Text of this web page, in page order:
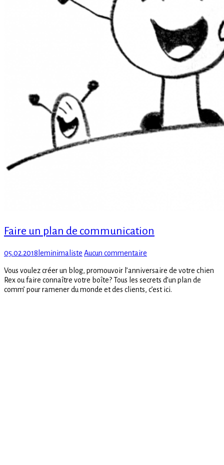
Faire un plan de communication
Posted
05.02.2018 Author
leminimaliste Aucun commentaire
un
plan
de
Vous voulez créer un blog, promouvoir l’anniversaire de votre chien
Rex ou faire connaître votre boîte? Tous les secrets d’un plan de
comm’ pour ramener du monde et des clients, c’est ici.